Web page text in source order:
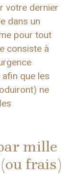
votre dernier
dans un
pour tout
consiste à
que les
ne
mille
frais)